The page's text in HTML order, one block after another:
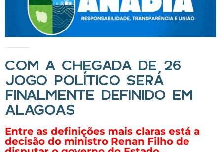
COM A CHEGADA DE 26
JOGO POLÍTICO SERÁ
FINALMENTE DEFINIDO EM
ALAGOAS
Entre as definições mais claras está a
decisão do ministro Renan Filho de